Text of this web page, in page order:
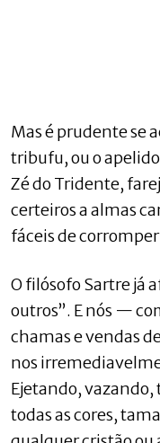
Mas é prudente se
tribufu, ou o
Zé do Tridente,
certeiros a almas
fáceis de
O filósofo Sartre já
outros”. E nós —
chamas e vendas
nos
Ejetando,
todas as cores,